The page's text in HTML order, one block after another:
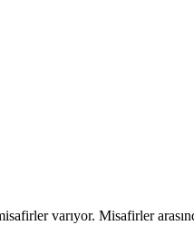
varıyor. Misafirler